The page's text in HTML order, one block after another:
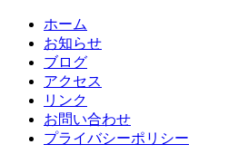
ホーム
お知らせ
ブログ
アクセス
リンク
お問い合わせ
プライバシーポリシー